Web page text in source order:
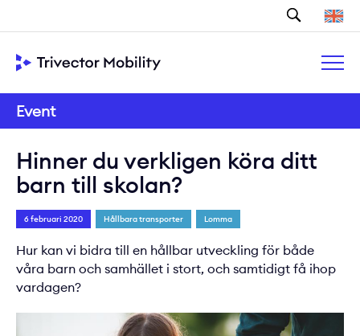
Event
Hinner du verkligen köra ditt
barn till skolan?
6 februari 2020 Hållbara transporter Lomma
Hur kan vi bidra till en hållbar utveckling för både
våra barn och samhället i stort, och samtidigt få ihop
vardagen?